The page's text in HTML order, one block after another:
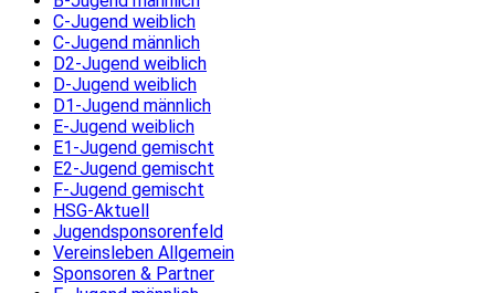
C-Jugend weiblich
C-Jugend männlich
D2-Jugend weiblich
D-Jugend weiblich
D1-Jugend männlich
E-Jugend weiblich
E1-Jugend gemischt
E2-Jugend gemischt
F-Jugend gemischt
HSG-Aktuell
Jugendsponsorenfeld
Vereinsleben Allgemein
Sponsoren & Partner